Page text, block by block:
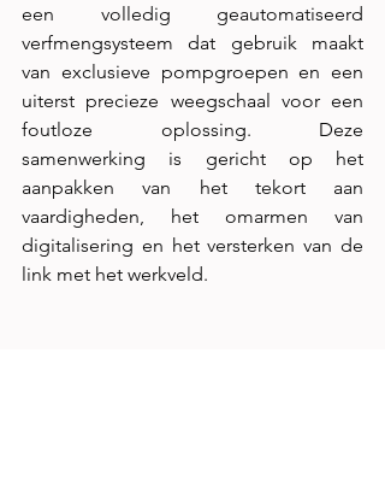
een volledig geautomatiseerd
verfmengsysteem dat gebruik maakt
van exclusieve pompgroepen en een
uiterst precieze weegschaal voor een
foutloze oplossing. Deze
samenwerking is gericht op het
aanpakken van het tekort aan
vaardigheden, het omarmen van
digitalisering en het versterken van de
link met het werkveld.